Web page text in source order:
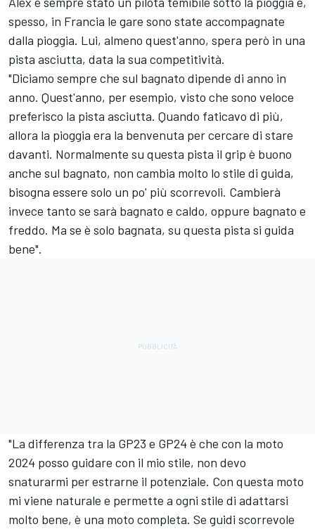
spesso, in Francia le gare sono state accompagnate
dalla pioggia. Lui, almeno quest'anno, spera però in una
pista asciutta, data la sua competitività.
"Diciamo sempre che sul bagnato dipende di anno in
anno. Quest'anno, per esempio, visto che sono veloce
preferisco la pista asciutta. Quando faticavo di più,
allora la pioggia era la benvenuta per cercare di stare
davanti. Normalmente su questa pista il grip è buono
anche sul bagnato, non cambia molto lo stile di guida,
bisogna essere solo un po' più scorrevoli. Cambierà
invece tanto se sarà bagnato e caldo, oppure bagnato e
freddo. Ma se è solo bagnata, su questa pista si guida
bene".
"La differenza tra la GP23 e GP24 è che con la moto
2024 posso guidare con il mio stile, non devo
snaturarmi per estrarne il potenziale. Con questa moto
mi viene naturale e permette a ogni stile di adattarsi
molto bene, è una moto completa. Se guidi scorrevole